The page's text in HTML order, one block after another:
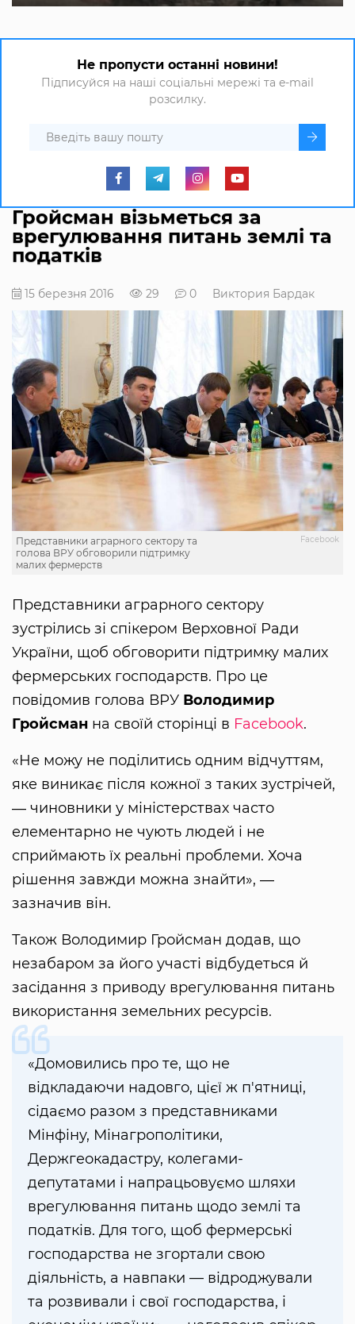
Не пропусти останні новини!
Підписуйся на наші соціальні мережі та e-mail
розсилку.
Гройсман візьметься за
врегулювання питань землі та
податків
15 березня 2016 29 0 Виктория Бардак
Facebook
Представники аграрного сектору та
голова ВРУ обговорили підтримку
малих фермерств
Представники аграрного сектору
зустрілись зі спікером Верховної Ради
України, щоб обговорити підтримку малих
фермерських господарств. Про це
повідомив голова ВРУ Володимир
Гройсман на своїй сторінці в Facebook.
«Не можу не поділитись одним відчуттям,
яке виникає після кожної з таких зустрічей,
― чиновники у міністерствах часто
елементарно не чують людей і не
сприймають їх реальні проблеми. Хоча
рішення завжди можна знайти», ―
зазначив він.
Також Володимир Гройсман додав, що
незабаром за його участі відбудеться й
засідання з приводу врегулювання питань
використання земельних ресурсів.
«Домовились про те, що не
відкладаючи надовго, цієї ж п'ятниці,
сідаємо разом з представниками
Мінфіну, Мінагрополітики,
Держгеокадастру, колегами-
депутатами і напрацьовуємо шляхи
врегулювання питань щодо землі та
податків. Для того, щоб фермерські
господарства не згортали свою
діяльність, а навпаки — відроджували
та розвивали і свої господарства, і